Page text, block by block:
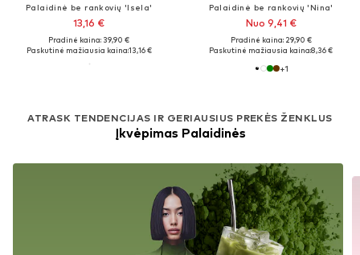
Palaidinė be rankovių 'Isela'
13,16 €
Pradinė kaina: 39,90 €
Paskutinė mažiausia kaina:13,16 €
Palaidinė be rankovių 'Nina'
Nuo 9,41 €
Pradinė kaina: 29,90 €
Paskutinė mažiausia kaina:8,36 €
+1
ATRASK TENDENCIJAS IR GERIAUSIUS PREKĖS ŽENKLUS
Įkvėpimas Palaidinės